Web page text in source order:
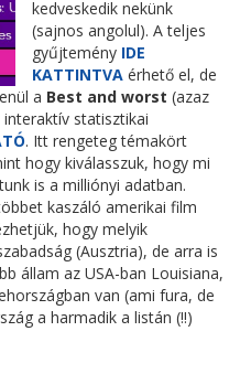
kedveskedik nekünk
(sajnos angolul). A teljes
gyűjtemény IDE
KATTINTVAérhető el, de
a Best and worst (azaz
interaktív statisztikai
. Itt rengeteg témakört
hogy kiválasszuk, hogy mi
is a milliónyi adatban.
kaszáló amerikai film
hogy melyik
(Ausztria), de arra is
állam az USA-ban Louisiana,
van (ami fura, de
a harmadik a listán (!!)